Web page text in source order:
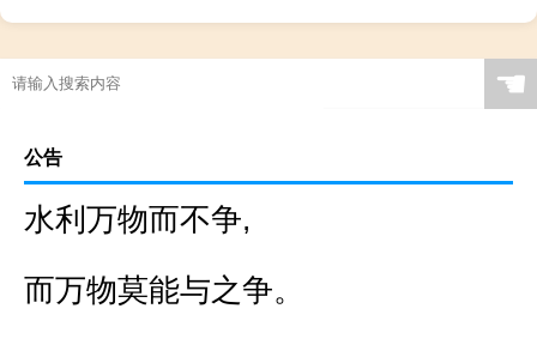
☚
公告
水利万物而不争,
而万物莫能与之争。